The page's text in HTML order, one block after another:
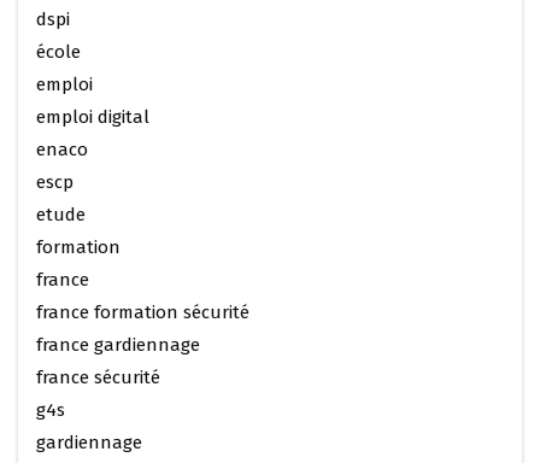
dspi
école
emploi
emploi digital
enaco
escp
etude
formation
france
france formation sécurité
france gardiennage
france sécurité
g4s
gardiennage